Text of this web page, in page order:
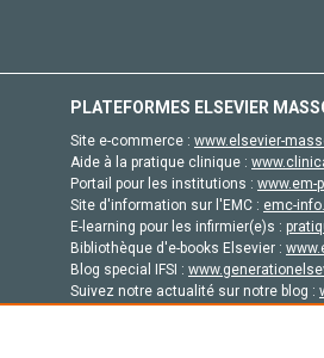
PLATEFORMES ELSEVIER
Site e-commerce : www.elsevier-
Aide à la pratique clinique :
Portail pour les institutions : www.em-
Site d'information sur l'EMC : emc-
E-learning pour les infirmier(e)s :
Bibliothèque d'e-books Elsevier :
Blog special IFSI :
Suivez notre actualité sur notre blog :